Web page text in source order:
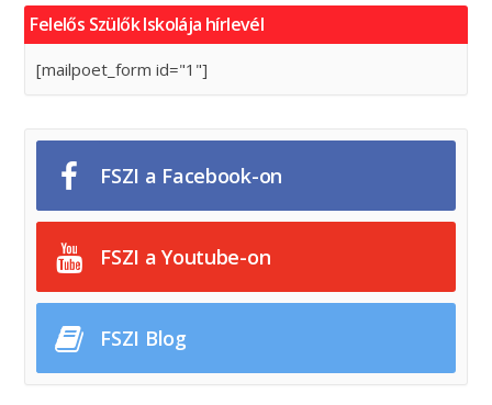
Felelős Szülők Iskolája hírlevél
[mailpoet_form id="1"]
FSZI a Facebook-on
FSZI a Youtube-on
FSZI Blog